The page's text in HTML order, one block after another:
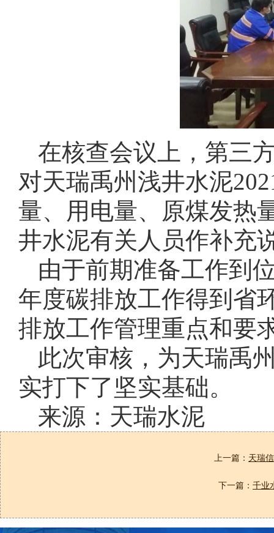
在核查会议上，第三
对天瑞禹州浅井水泥
量、用电量、原煤发热
井水泥有关人员作补充
由于前期准备工作到
年度碳排放工作得到省
排放工作管理重点和要
此次审核，为天瑞禹
实打下了坚实基础。
来源：天瑞水泥
上一篇： 天瑞
下一篇： 千业